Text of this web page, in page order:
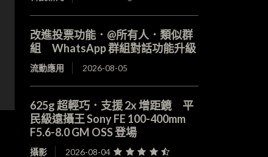
改進投票功能．@所有人．類似群
組 WhatsApp 群組對話功能升級
流動應用 2026-08-05
625g 超輕巧．支援 2x 增距鏡 平
民級遠攝王 Sony FE 100-400mm
F5.6-8.0 GM OSS 登場
攝影 2026-08-04